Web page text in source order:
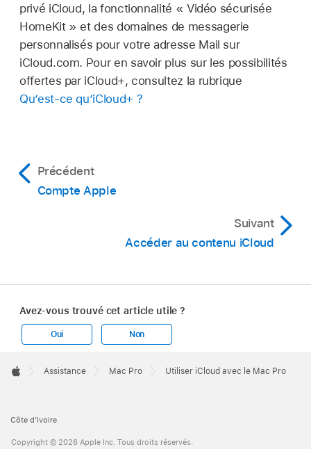
privé iCloud, la fonctionnalité « Vidéo sécurisée
HomeKit » et des domaines de messagerie
personnalisés pour votre adresse Mail sur
iCloud.com. Pour en savoir plus sur les possibilités
offertes par iCloud+, consultez la rubrique
Qu’est‑ce qu’iCloud+ ?
Précédent
Compte Apple
Suivant
Accéder au contenu iCloud
Avez-vous trouvé cet article utile ?
Oui Non
Footer

Assistance Mac Pro Utiliser iCloud avec le Mac Pro
Côte d’Ivoire
Copyright © 2026 Apple Inc. Tous droits réservés.